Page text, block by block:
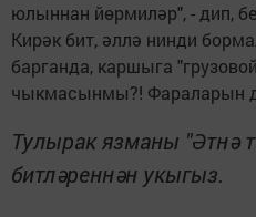
юлыннан йөрмиләр", - дип,
Кирәк бит, әллә нинди
барганда, каршыга
чыкмасынмы?! Фараларын
Тулырак язманы "Әтнә
битләреннән укыгыз.